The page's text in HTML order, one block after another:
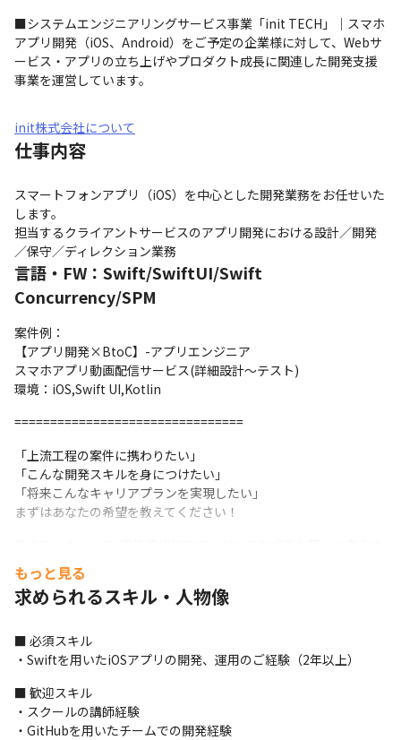
■システムエンジニアリングサービス事業「init TECH」｜スマホ
アプリ開発（iOS、Android）をご予定の企業様に対して、Webサ
ービス・アプリの立ち上げやプロダクト成長に関連した開発支援
事業を運営しています。
init株式会社について
仕事内容
スマートフォンアプリ（iOS）を中心とした開発業務をお任せいた
します。
担当するクライアントサービスのアプリ開発における設計／開発
／保守／ディレクション業務
言語・FW：Swift/SwiftUI/Swift
Concurrency/SPM
案件例：
【アプリ開発×BtoC】-アプリエンジニア
スマホアプリ動画配信サービス(詳細設計～テスト)
環境：iOS,Swift UI,Kotlin
================================
「上流工程の案件に携わりたい」
「こんな開発スキルを身につけたい」
「将来こんなキャリアプランを実現したい」
まずはあなたの希望を教えてください！
います。
直取引を含む上場企業や大手企業の中から案件をご紹介頂いてい
るため、
す。
initではエンジニアとしての市場価値を高める為、スキル・キャリ
アアップを最重要事項として考えています。具体的な取り組みと
しては、一人ひとりのエンジニアに対して個別に「キャリアプラ
もっと見る
求められるスキル・人物像
■ 必須スキル
・Swiftを用いたiOSアプリの開発、運用のご経験（2年以上）
■ 歓迎スキル
・スクールの講師経験
・GitHubを用いたチームでの開発経験